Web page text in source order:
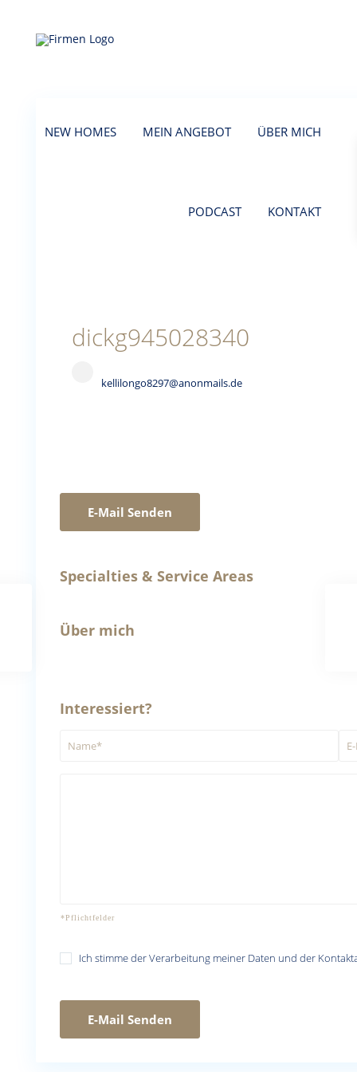
NEW HOMES MEIN ANGEBOT ÜBER MICH
PODCAST KONTAKT
dickg945028340
kellilongo8297@anonmails.de
E-Mail Senden
Specialties & Service Areas
Über mich
Interessiert?
Ich stimme der Verarbeitung meiner Daten und der